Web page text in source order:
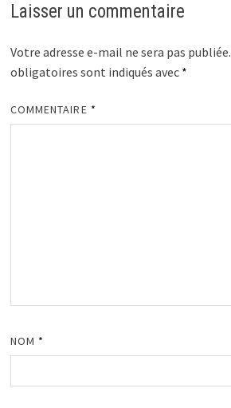
Laisser un commentaire
Votre adresse e-mail ne sera pas publiée.
obligatoires sont indiqués avec *
COMMENTAIRE *
NOM *